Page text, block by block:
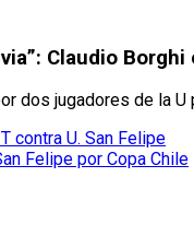
Claudio
dos jugadores de la
contra U. San Felipe
Felipe por Copa Chile